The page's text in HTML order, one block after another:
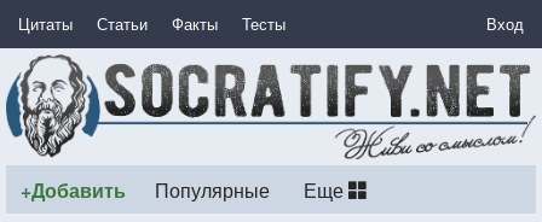
Цитаты Статьи Факты Тесты Вход
+Добавить Популярные Еще